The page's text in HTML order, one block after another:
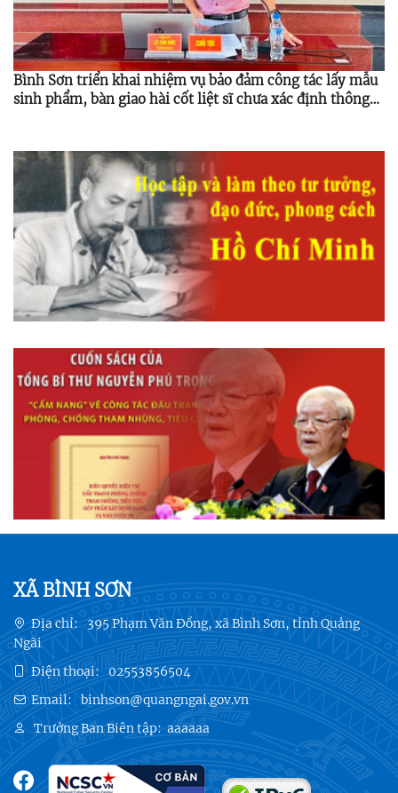
Bình Sơn triển khai nhiệm vụ bảo đảm công tác lấy mẫu
sinh phẩm, bàn giao hài cốt liệt sĩ chưa xác định thông
XÃ BÌNH SƠN
Địa chỉ: 395 Phạm Văn Đồng, xã Bình Sơn, tỉnh Quảng
Ngãi
Điện thoại: 02553856504
Email:
binhson@quangngai.gov.vn
Trưởng Ban Biên tập:aaaaaa